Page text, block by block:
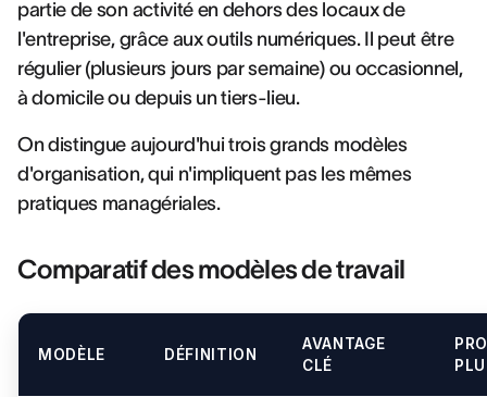
partie de son activité en dehors des locaux de
l'entreprise, grâce aux outils numériques. Il peut être
régulier (plusieurs jours par semaine) ou occasionnel,
à domicile ou depuis un tiers-lieu.
On distingue aujourd'hui trois grands modèles
d'organisation, qui n'impliquent pas les mêmes
pratiques managériales.
Comparatif des modèles de travail
MODÈLE DÉFINITION
AVANTAGE
CLÉ